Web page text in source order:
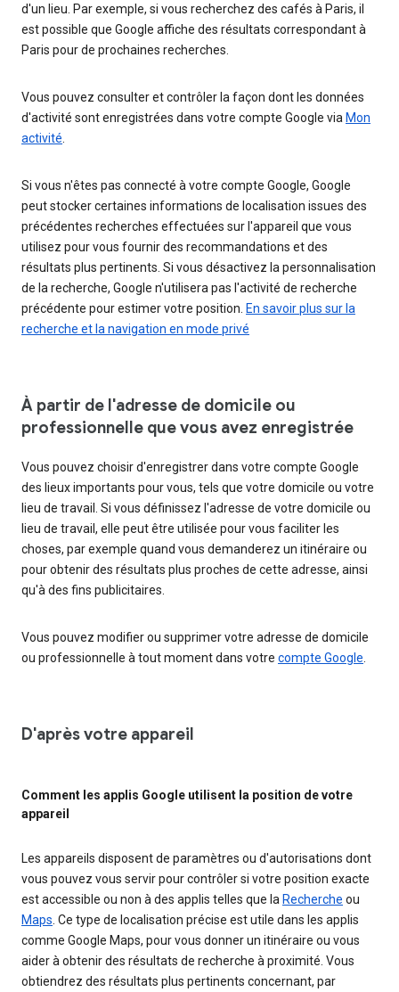
d'un lieu. Par exemple, si vous recherchez des cafés à Paris, il
est possible que Google affiche des résultats correspondant à
Paris pour de prochaines recherches.
Vous pouvez consulter et contrôler la façon dont les données
d'activité sont enregistrées dans votre compte Google via Mon
activité
Si vous n'êtes pas connecté à votre compte Google, Google
peut stocker certaines informations de localisation issues des
précédentes recherches effectuées sur l'appareil que vous
utilisez pour vous fournir des recommandations et des
résultats plus pertinents. Si vous désactivez la personnalisation
de la recherche, Google n'utilisera pas l'activité de recherche
précédente pour estimer votre position. En savoir plus sur la
recherche et la navigation en mode privé
À partir de l'adresse de domicile ou
professionnelle que vous avez enregistrée
Vous pouvez choisir d'enregistrer dans votre compte Google
des lieux importants pour vous, tels que votre domicile ou votre
lieu de travail. Si vous définissez l'adresse de votre domicile ou
lieu de travail, elle peut être utilisée pour vous faciliter les
choses, par exemple quand vous demanderez un itinéraire ou
pour obtenir des résultats plus proches de cette adresse, ainsi
qu'à des fins publicitaires.
Vous pouvez modifier ou supprimer votre adresse de domicile
ou professionnelle à tout moment dans votre compte Google
D'après votre appareil
Comment les applis Google utilisent la position de votre
appareil
Les appareils disposent de paramètres ou d'autorisations dont
vous pouvez vous servir pour contrôler si votre position exacte
est accessible ou non à des applis telles que la Recherche ou
Maps. Ce type de localisation précise est utile dans les applis
comme Google Maps, pour vous donner un itinéraire ou vous
aider à obtenir des résultats de recherche à proximité. Vous
obtiendrez des résultats plus pertinents concernant, par